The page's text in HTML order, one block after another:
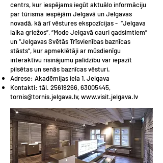
centrs, kur iespējams iegūt aktuālo informāciju
par tūrisma iespējām Jelgavā un Jelgavas
novadā, kā arī vēstures ekspozīcijas - “Jelgava
laika griežos”, “Mode Jelgavā cauri gadsimtiem”
un “Jelgavas Svētās Trīsvienības baznīcas
stāsts”, kur apmeklētāji ar mūsdienīgu
interaktīvu risinājumu palīdzību var iepazīt
pilsētas un senās baznīcas vēsturi.
Adrese: Akadēmijas iela 1, Jelgava
Kontakti: tāl. 25619266,63005445,
tornis@tornis.jelgava.lv,www.visit.jelgava.lv